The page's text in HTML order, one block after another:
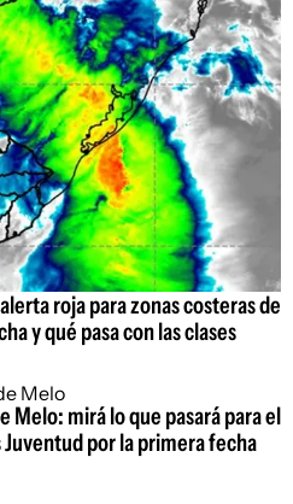
roja para zonas costeras de
y qué pasa con las clases
Melo: mirá lo que pasará para el
por la primera fecha